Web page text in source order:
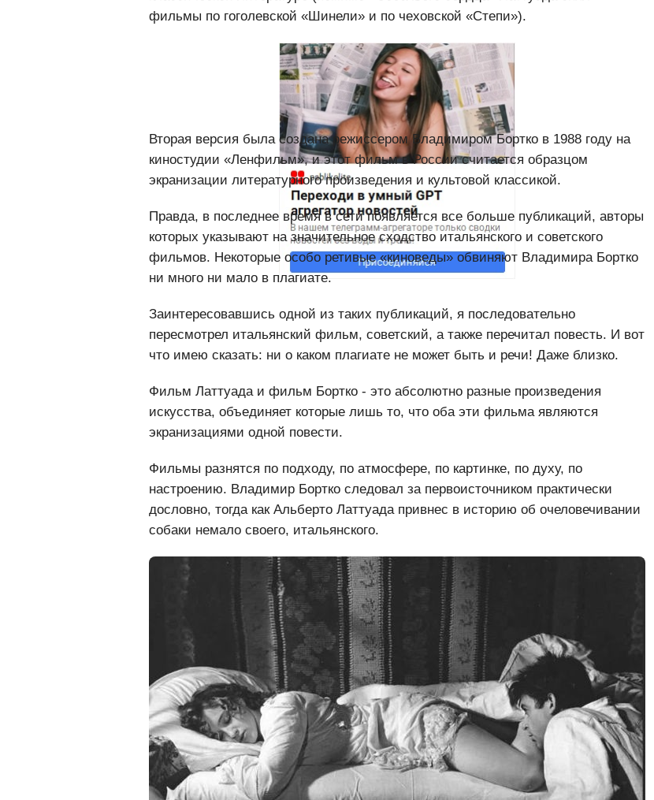
классической литературе (помимо «Собачьего сердца» Латтуада снял
Вторая версия была создана режиссером Владимиром Бортко в 1988 году на
киностудии «Ленфильм», и этот фильм в России считается образцом
экранизации литературного произведения и культовой классикой.
Правда, в последнее время в сети появляется все больше публикаций, авторы
которых указывают на значительное сходство итальянского и советского
фильмов. Некоторые особо ретивые «киноведы» обвиняют Владимира Бортко
Заинтересовавшись одной из таких публикаций, я последовательно
пересмотрел итальянский фильм, советский, а также перечитал повесть. И вот
Фильм Латтуада и фильм Бортко - это абсолютно разные произведения
искусства, объединяет которые лишь то, что оба эти фильма являются
Фильмы разнятся по подходу, по атмосфере, по картинке, по духу, по
настроению. Владимир Бортко следовал за первоисточником практически
дословно, тогда как Альберто Латтуада привнес в историю об очеловечивании